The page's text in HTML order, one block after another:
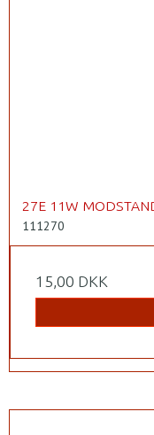
27E 11W
111270
15,00 DKK